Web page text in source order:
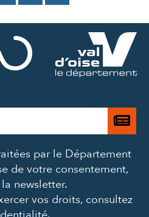
FACEBOOK
MAIL
Je
à
par le Département
de votre consentement,
newsletter.
vos droits, consultez